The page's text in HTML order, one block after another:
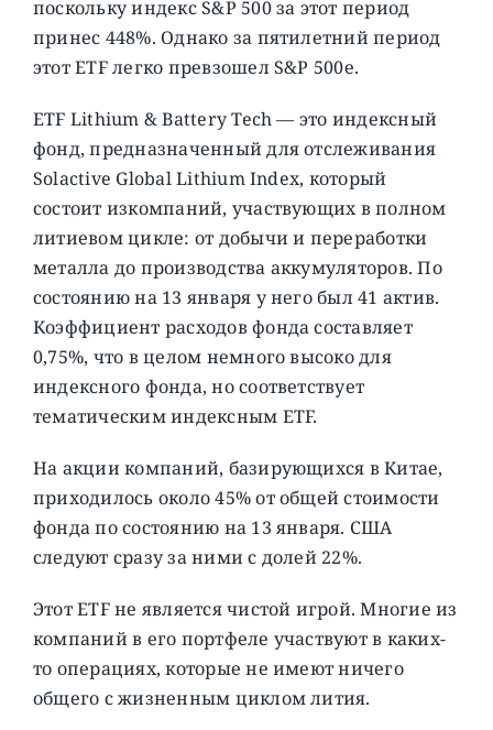
поскольку индекс S&P 500 за этот период
принес 448%. Однако за пятилетний период
этот ETF легко превзошел S&P 500е.
ETF Lithium & Battery Tech — это индексный
фонд, предназначенный для отслеживания
Solactive Global Lithium Index, который
состоит изкомпаний, участвующих в полном
литиевом цикле: от добычи и переработки
металла до производства аккумуляторов. По
состоянию на 13 января у него был 41 актив.
Коэффициент расходов фонда составляет
0,75%, что в целом немного высоко для
индексного фонда, но соответствует
тематическим индексным ETF.
На акции компаний, базирующихся в Китае,
приходилось около 45% от общей стоимости
фонда по состоянию на 13 января. США
следуют сразу за ними с долей 22%.
Этот ETF не является чистой игрой. Многие из
компаний в его портфеле участвуют в каких-
то операциях, которые не имеют ничего
общего с жизненным циклом лития.